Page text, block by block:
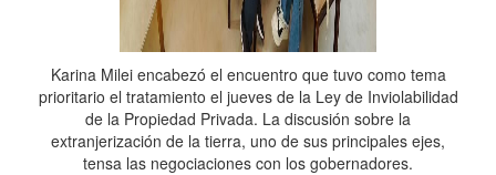
Karina Milei encabezó el encuentro que tuvo como tema
prioritario el tratamiento el jueves de la Ley de Inviolabilidad
de la Propiedad Privada. La discusión sobre la
extranjerización de la tierra, uno de sus principales ejes,
tensa las negociaciones con los gobernadores.